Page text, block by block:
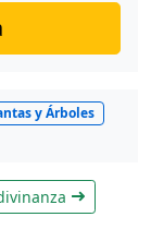
y Árboles